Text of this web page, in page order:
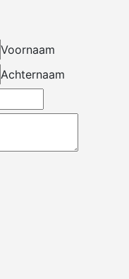
Voornaam
Achternaam